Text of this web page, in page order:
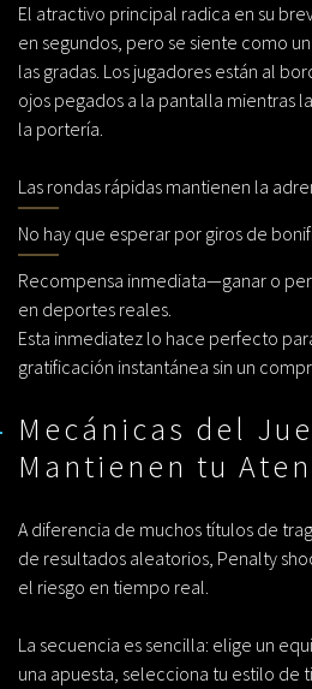
El atractivo principal radica en su
en segundos, pero se siente como
las gradas. Los jugadores están al
ojos pegados a la pantalla mientras
la portería.
Las rondas rápidas mantienen la
No hay que esperar por giros de
Recompensa inmediata—ganar o
en deportes reales.
Esta inmediatez lo hace perfecto
gratificación instantánea sin un
Mecánicas del
Mantienen tu
A diferencia de muchos títulos de
de resultados aleatorios, Penalty
el riesgo en tiempo real.
La secuencia es sencilla: elige un
una apuesta, selecciona tu estilo de